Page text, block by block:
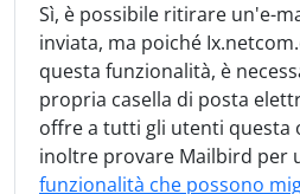
Sì, è possibile ritirare un'e-
inviata, ma poiché
questa funzionalità, è
propria casella di posta
offre a tutti gli utenti questa
inoltre provare Mailbird per
funzionalità che possono